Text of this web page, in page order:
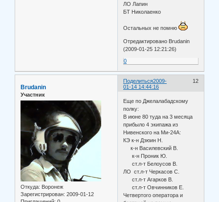
ЛО Лапин
БТ Николаенко
Остальных не помню
Отредактировано Brudanin
(2009-01-25 12:21:26)
0
Поделиться 12
2009-
01-14 14:44:16
Brudanin
Участник
Откуда: Воронеж
Зарегистрирован: 2009-01-12
Еще по Джелалабадскому
полку:
В июне 80 туда на 3 месяца
прибыло 4 экипажа из
Нивенского на Ми-24А:
КЭ к-н Дзюин Н.
к-н Василевский В.
к-н Проник Ю.
ст.л-т Белоусов В.
ЛО ст.л-т Черкасов С.
ст.л-т Агарков В.
ст.л-т Овчинников Е.
Четвертого оператора и